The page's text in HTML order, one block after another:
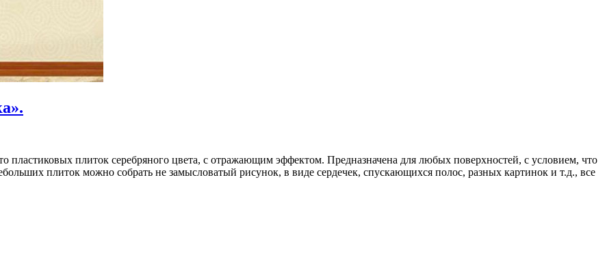
пластиковых плиток серебряного цвета, с отражающим эффектом. Предназначена для любых поверхностей, с условием, что
плиток можно собрать не замысловатый рисунок, в виде сердечек, спускающихся полос, разных картинок и т.д., все